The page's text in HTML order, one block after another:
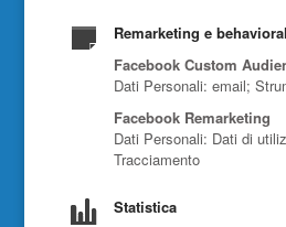
Remarketing e
Facebook Custom
Dati Personali: email;
Facebook Remarketing
Dati Personali: Dati di
Tracciamento
Statistica